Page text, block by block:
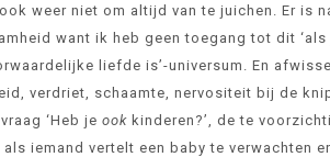
weer niet om altijd van te juichen. Er is
want ik heb geen toegang tot dit
liefde is’-universum. En
verdriet, schaamte, nervositeit bij de
‘Heb je ook kinderen?’, de te
iemand vertelt een baby te verwachten